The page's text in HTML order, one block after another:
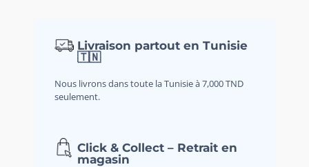
Livraison partout en Tunisie
🇹🇳
Nous livrons dans toute la Tunisie à 7,000 TND
seulement.
Click & Collect – Retrait en
magasin